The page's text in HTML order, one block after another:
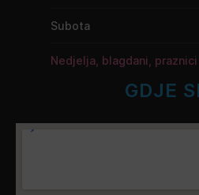
Subota
Nedjelja, blagdani, praznici
GDJE